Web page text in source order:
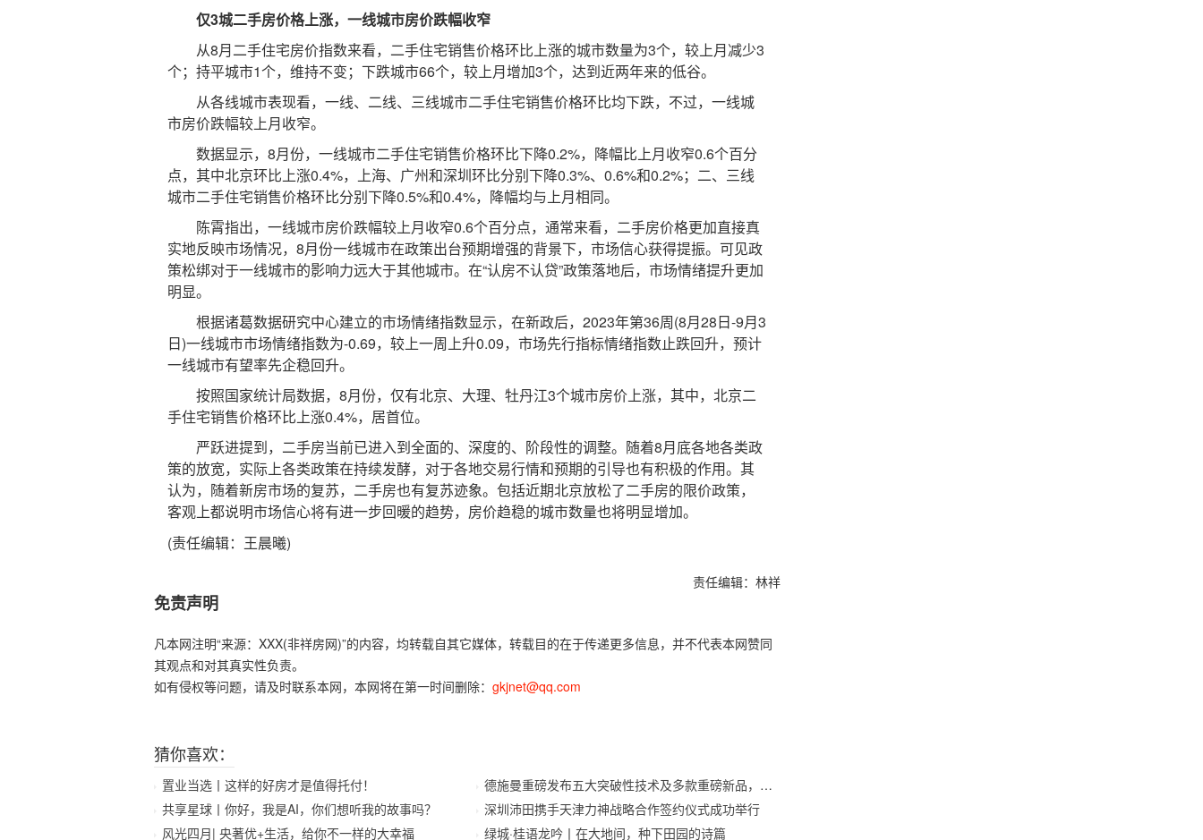
仅3城二手房价格上涨，一线城市房价跌幅收窄
从8月二手住宅房价指数来看，二手住宅销售价格环比上涨的城市数量为3个，较上月减少3
个；持平城市1个，维持不变；下跌城市66个，较上月增加3个，达到近两年来的低谷。
从各线城市表现看，一线、二线、三线城市二手住宅销售价格环比均下跌，不过，一线城
市房价跌幅较上月收窄。
数据显示，8月份，一线城市二手住宅销售价格环比下降0.2%，降幅比上月收窄0.6个百分
点，其中北京环比上涨0.4%，上海、广州和深圳环比分别下降0.3%、0.6%和0.2%；二、三线
城市二手住宅销售价格环比分别下降0.5%和0.4%，降幅均与上月相同。
陈霄指出，一线城市房价跌幅较上月收窄0.6个百分点，通常来看，二手房价格更加直接真
实地反映市场情况，8月份一线城市在政策出台预期增强的背景下，市场信心获得提振。可见政
策松绑对于一线城市的影响力远大于其他城市。在“认房不认贷”政策落地后，市场情绪提升更加
明显。
根据诸葛数据研究中心建立的市场情绪指数显示，在新政后，2023年第36周(8月28日-9月3
日)一线城市市场情绪指数为-0.69，较上一周上升0.09，市场先行指标情绪指数止跌回升，预计
一线城市有望率先企稳回升。
按照国家统计局数据，8月份，仅有北京、大理、牡丹江3个城市房价上涨，其中，北京二
手住宅销售价格环比上涨0.4%，居首位。
严跃进提到，二手房当前已进入到全面的、深度的、阶段性的调整。随着8月底各地各类政
策的放宽，实际上各类政策在持续发酵，对于各地交易行情和预期的引导也有积极的作用。其
认为，随着新房市场的复苏，二手房也有复苏迹象。包括近期北京放松了二手房的限价政策，
客观上都说明市场信心将有进一步回暖的趋势，房价趋稳的城市数量也将明显增加。
(责任编辑：王晨曦)
责任编辑：林祥
免责声明
凡本网注明“来源：XXX(非祥房网)”的内容，均转载自其它媒体，转载目的在于传递更多信息，并不代表本网赞同
其观点和对其真实性负责。
如有侵权等问题，请及时联系本网，本网将在第一时间删除： gkjnet@qq.com
猜你喜欢：
置业当选丨这样的好房才是值得托付！
共享星球丨你好，我是AI，你们想听我的故事吗？
风光四月| 央著优+生活，给你不一样的大幸福
德施曼重磅发布五大突破性技术及多款重磅新品，开启
深圳沛田携手天津力神战略合作签约仪式成功举行
绿城·桂语龙吟丨在大地间，种下田园的诗篇